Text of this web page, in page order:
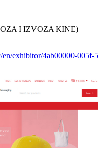
I IZVOZA KINE)
exhibitor/4ab00000-005f-5